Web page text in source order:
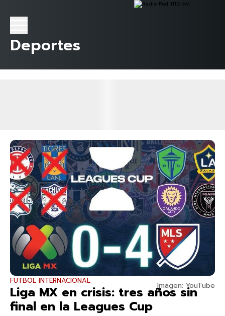
Deportes
Imagen: YouTube
FUTBOL INTERNACIONAL
Liga MX en crisis: tres años sin
final en la Leagues Cup